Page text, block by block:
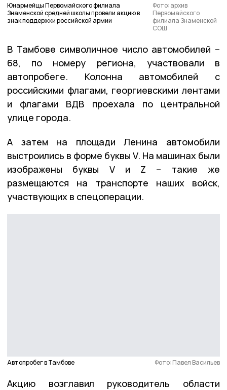
Юнармейцы Первомайского филиала
Знаменской средней школы провели акцию в
знак поддержки российской армии
Фото: архив
Первомайского
филиала Знаменской
СОШ
В Тамбове символичное число автомобилей –
68, по номеру региона, участвовали в
автопробеге. Колонна автомобилей с
российскими флагами, георгиевскими лентами
и флагами ВДВ проехала по центральной
улице города.
А затем на площади Ленина автомобили
выстроились в форме буквы V. На машинах были
изображены буквы V и Z – такие же
размещаются на транспорте наших войск,
участвующих в спецоперации.
Автопробег в Тамбове Фото: Павел Васильев
Акцию возглавил руководитель области